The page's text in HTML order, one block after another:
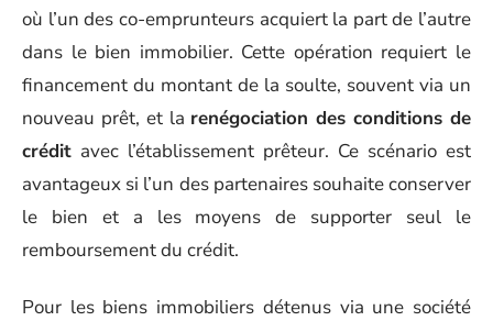
où l’un des co-emprunteurs acquiert la part de l’autre
dans le bien immobilier. Cette opération requiert le
financement du montant de la soulte, souvent via un
nouveau prêt, et la renégociation des conditions de
crédit avec l’établissement prêteur. Ce scénario est
avantageux si l’un des partenaires souhaite conserver
le bien et a les moyens de supporter seul le
remboursement du crédit.
Pour les biens immobiliers détenus via une société